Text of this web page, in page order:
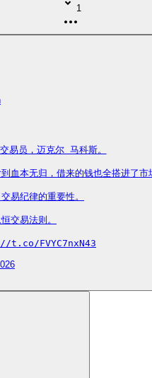
1
易员，迈克尔 马科斯。
血本无归，借来的钱也全搭进了市
易纪律的重要性。
交易法则。
t.co/FVYC7nxN43